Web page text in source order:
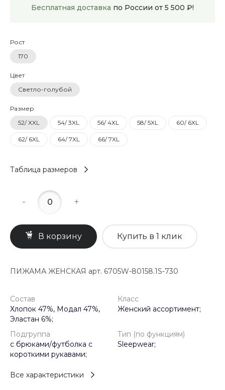
Бесплатная доставка по России от 5 500 ₽!
Рост
170
Цвет
Светло-голубой
Размер
52/ XXL
54/ 3XL 56/ 4XL 58/ 5XL 60/ 6XL
62/ 6XL 64/ 7XL 66/ 7XL
Таблица размеров
- +
В корзину Купить в 1 клик
ПИЖАМА ЖЕНСКАЯ арт. 6705W-80158.1S-730
Состав
Хлопок 47%, Модал 47%,
Эластан 6%;
Класс
Женский ассортимент;
Подгруппа
с брюками/футболка с
короткими рукавами;
Тип (по функциям)
Sleepwear;
Все характеристики